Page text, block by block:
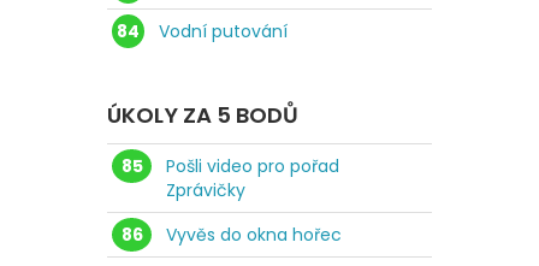
84
Vodní putování
ÚKOLY ZA 5 BODŮ
85
Pošli video pro pořad
Zprávičky
86
Vyvěs do okna hořec